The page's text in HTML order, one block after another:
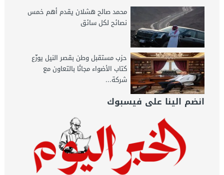
محمد صالح هشلان يقدم أهم خمس
نصائح لكل سائق
حزب مستقبل وطن بقصر النيل يوزّع
كتاب الأضواء مجانًا بالتعاون مع
شركة...
انضم الينا على فيسبوك